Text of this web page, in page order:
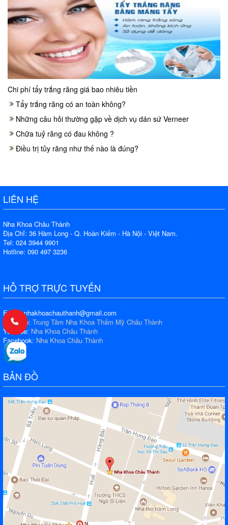
Chi phí tẩy trắng răng giá bao nhiêu tiền
Tẩy trắng răng có an toàn không?
Những câu hỏi thường gặp về dịch vụ dán sứ Verneer
Chữa tuỷ răng có đau không ?
Điều trị tủy răng như thế nào là đúng?
LIÊN HỆ
Nha Khoa Châu Thành
Địa Chỉ: 36 Hàm Long - Q. Hoàn Kiếm - Hà Nội - Việt Nam.
Tel: 024 3944 9901
Hotline: 090 497 3236
HỖ TRỢ TRỰC TUYẾN
Email: nhakhoachauthanh@gmail.com
Fanpage: Trung Tâm Nha Khoa Thẩm Mỹ Châu Thành
Youtube: Nha Khoa Châu Thành
Facebook: Nha Khoa Châu Thành
BẢN ĐỒ